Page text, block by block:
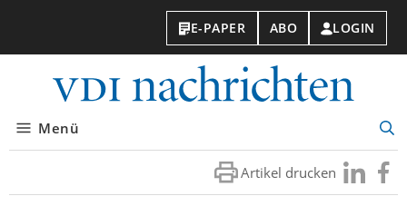
E-PAPER ABO LOGIN
Menü
Artikel drucken Besuchen
Sie
Sie